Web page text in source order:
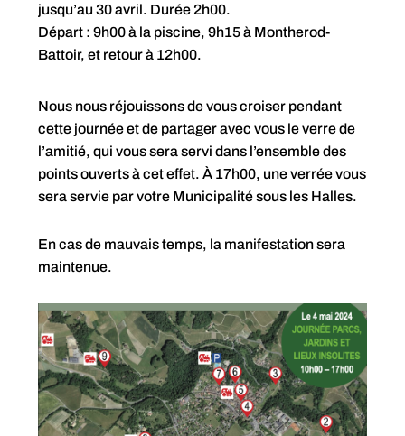
jusqu’au 30 avril. Durée 2h00.
Départ : 9h00 à la piscine, 9h15 à Montherod-
Battoir, et retour à 12h00.
Nous nous réjouissons de vous croiser pendant
cette journée et de partager avec vous le verre de
l’amitié, qui vous sera servi dans l’ensemble des
points ouverts à cet effet. À 17h00, une verrée vous
sera servie par votre Municipalité sous les Halles.
En cas de mauvais temps, la manifestation sera
maintenue.